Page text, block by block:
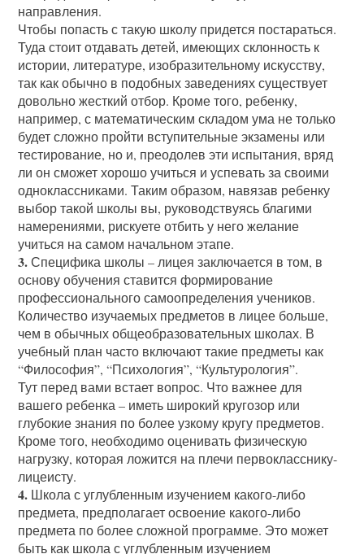
направления.
Чтобы попасть с такую школу придется постараться.
Туда стоит отдавать детей, имеющих склонность к
истории, литературе, изобразительному искусству,
так как обычно в подобных заведениях существует
довольно жесткий отбор. Кроме того, ребенку,
например, с математическим складом ума не только
будет сложно пройти вступительные экзамены или
тестирование, но и, преодолев эти испытания, вряд
ли он сможет хорошо учиться и успевать за своими
одноклассниками. Таким образом, навязав ребенку
выбор такой школы вы, руководствуясь благими
намерениями, рискуете отбить у него желание
учиться на самом начальном этапе.
3.Специфика школы – лицея заключается в том, в
основу обучения ставится формирование
профессионального самоопределения учеников.
Количество изучаемых предметов в лицее больше,
чем в обычных общеобразовательных школах. В
учебный план часто включают такие предметы как
“Философия”, “Психология”, “Культурология”.
Тут перед вами встает вопрос. Что важнее для
вашего ребенка – иметь широкий кругозор или
глубокие знания по более узкому кругу предметов.
Кроме того, необходимо оценивать физическую
нагрузку, которая ложится на плечи первокласснику-
лицеисту.
4. Школа с углубленным изучением какого-либо
предмета, предполагает освоение какого-либо
предмета по более сложной программе. Это может
быть как школа с углубленным изучением